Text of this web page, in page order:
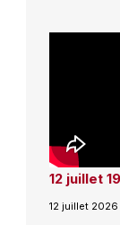
12 juillet
12 juillet 2026